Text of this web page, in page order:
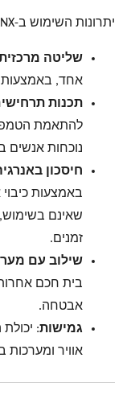
יתרונות השימוש ב-KNX לבקרת מיזוג אוויר:
שליטה
אחד, באמצעות
תכנות
להתאמת
נוכחות אנשים
חיסכון
באמצעות כיבוי
שאינם
זמנים.
שילוב עם
בית חכם
אבטחה.
גמישות:
אוויר ומערכות